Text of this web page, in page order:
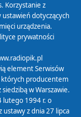
Korzystanie z
dotyczących
urządzenia.
prywatności
element Serwisów
których producentem
w Warszawie.
lutego 1994 r. o
z dnia 27 lipca